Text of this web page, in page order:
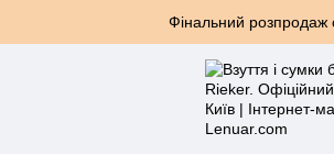
Фінальний